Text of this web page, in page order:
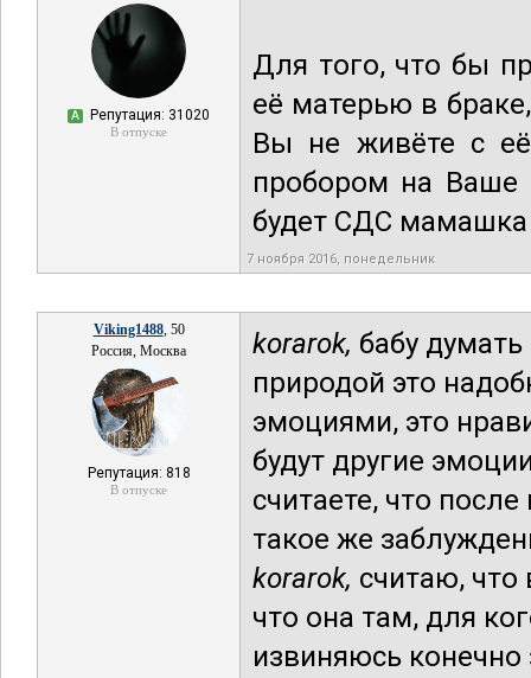
А Репутация: 31020
В отпуске
Для того, что бы
её матерью в
Вы не живёте с
пробором на Ваше
будет СДС
7 ноября 2016, понедельник
Viking1488, 50
Россия, Москва
Репутация: 818
В отпуске
korarok, бабу
природой это
эмоциями, это
будут другие
считаете, что
такое же
korarok, считаю, что
что она там, для
извиняюсь конечно